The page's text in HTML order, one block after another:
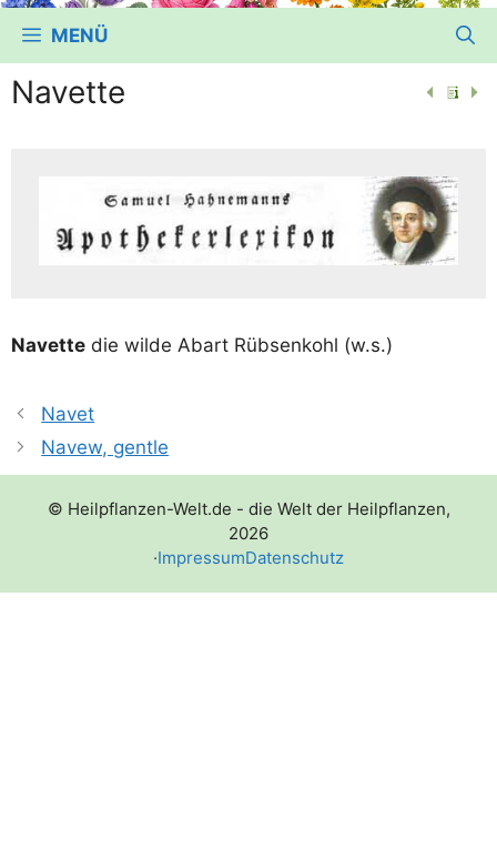
MENÜ
Navette
Navet­te die wil­de Abart Rüb­sen­kohl (w.s.)
Navet
Navew, gentle
© Heilpflanzen-Welt.de - die Welt der Heilpflanzen,
2026
·ImpressumDatenschutz